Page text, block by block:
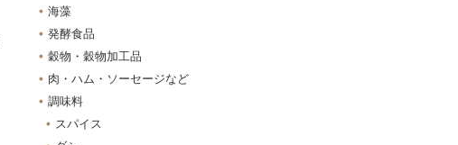
海藻
発酵食品
穀物・穀物加工品
肉・ハム・ソーセージなど
調味料
スパイス